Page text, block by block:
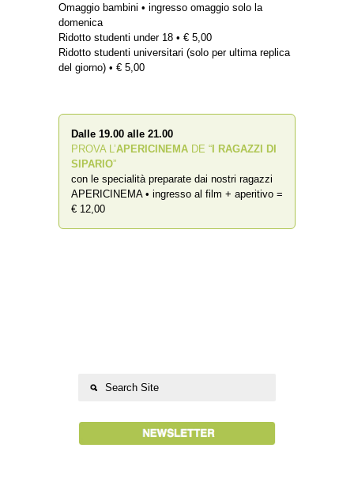
Omaggio bambini • ingresso omaggio solo la
domenica
Ridotto studenti under 18 • € 5,00
Ridotto studenti universitari (solo per ultima replica
del giorno) • € 5,00
Dalle 19.00 alle 21.00
PROVA L’APERICINEMA DE “ I RAGAZZI DI
SIPARIO”
con le specialità preparate dai nostri ragazzi
APERICINEMA • ingresso al film + aperitivo =
€ 12,00